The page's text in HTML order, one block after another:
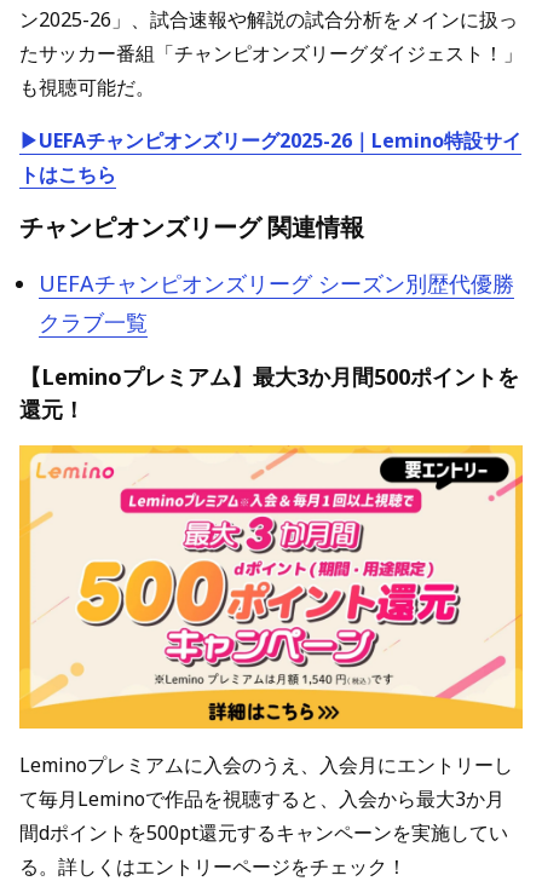
ン2025-26」、試合速報や解説の試合分析をメインに扱っ
たサッカー番組「チャンピオンズリーグダイジェスト！」
も視聴可能だ。
▶UEFAチャンピオンズリーグ2025-26｜Lemino特設サイ
トはこちら
チャンピオンズリーグ 関連情報
UEFAチャンピオンズリーグ シーズン別歴代優勝
クラブ一覧
【Leminoプレミアム】最大3か月間500ポイントを
還元！
Leminoプレミアムに入会のうえ、入会月にエントリーし
て毎月Leminoで作品を視聴すると、入会から最大3か月
間dポイントを500pt還元するキャンペーンを実施してい
る。詳しくはエントリーページをチェック！